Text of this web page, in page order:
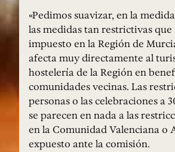
«Pedimos suavizar, en la
las medidas tan restrictivas que
impuesto en la Región de
afecta muy directamente al
hostelería de la Región en
comunidades vecinas. Las
personas o las celebraciones a
se parecen en nada a las
en la Comunidad Valenciana o
expuesto ante la comisión.